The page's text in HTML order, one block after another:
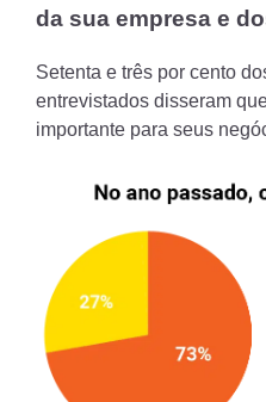
da sua empresa e
Setenta e três por cento
entrevistados disseram
importante para seus